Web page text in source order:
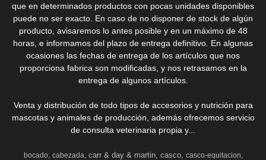
que en determinados productos con pocas unidades disponibles
puede no ser exacto. En caso de no disponer de stock de algún
producto, avisaremos lo antes posible y en un máximo de 48
horas, e informamos del plazo de entrega definitivo. En algunas
ocasiones las fechas de entrega de los artículos que nos
proporciona fabrica son modificadas, y nos retrasamos en la
entrega de algunos artículos.
Venta y distribución de todo tipos de accesorios y nutrición para
mascotas y animales de producción, además ofrecemos servicio
de consulta veterinaria propia y...
bocado cabezada carr & day & martin casco
casco-equitacion